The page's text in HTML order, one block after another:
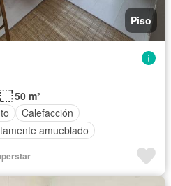
Piso
50 m²
Calefacción
amueblado